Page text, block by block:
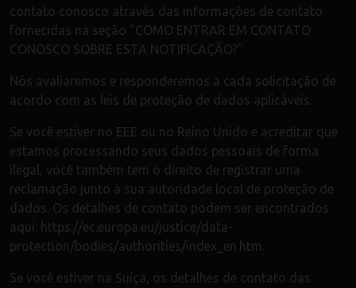
contato conosco através das informações de contato
fornecidas na seção "COMO ENTRAR EM CONTATO
CONOSCO SOBRE ESTA NOTIFICAÇÃO?"
Nós avaliaremos e responderemos a cada solicitação de
acordo com as leis de proteção de dados aplicáveis.
Se você estiver no EEE ou no Reino Unido e acreditar que
estamos processando seus dados pessoais de forma
ilegal, você também tem o direito de registrar uma
reclamação junto à sua autoridade local de proteção de
dados. Os detalhes de contato podem ser encontrados
aqui: https://ec.europa.eu/justice/data-
protection/bodies/authorities/index_en.htm.
Se você estiver na Suíça, os detalhes de contato das